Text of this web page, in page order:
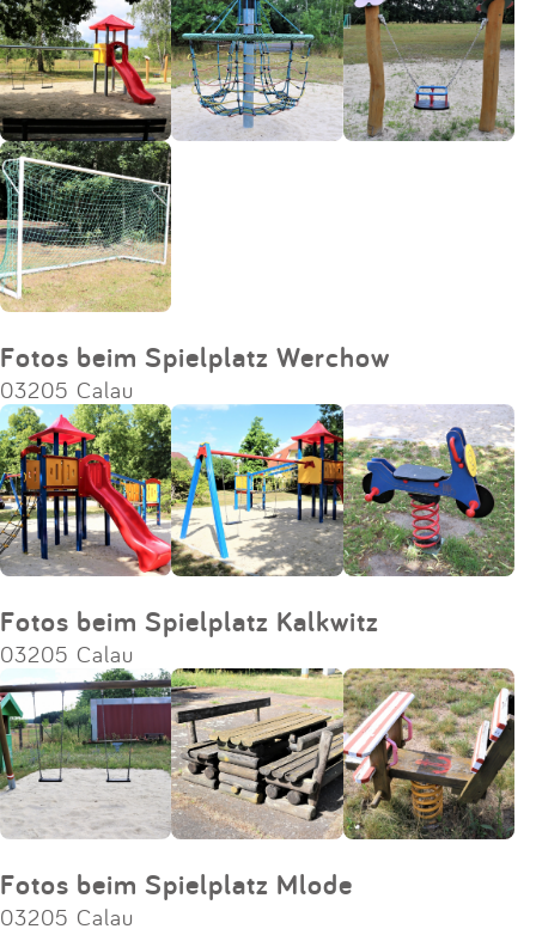
Fotos beim Spielplatz Werchow
03205 Calau
Fotos beim Spielplatz Kalkwitz
03205 Calau
Fotos beim Spielplatz Mlode
03205 Calau